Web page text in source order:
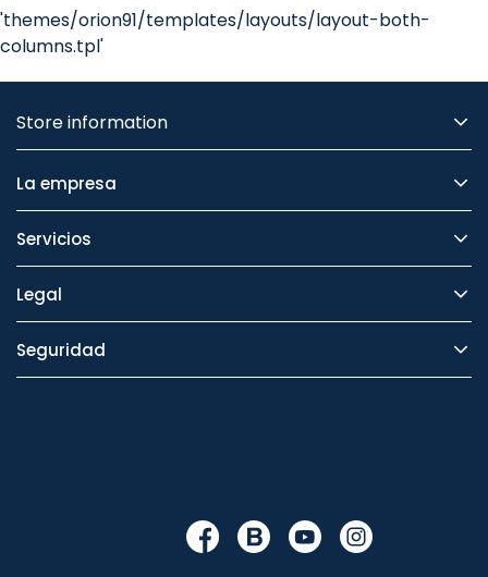
'themes/orion91/templates/layouts/layout-both-
columns.tpl'
Store information
La empresa
Servicios
Legal
Seguridad